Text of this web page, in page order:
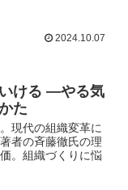
2024.10.07
ける —やる気
た
現代の組織変革に
者の斉藤徹氏の理
。組織づくりに悩